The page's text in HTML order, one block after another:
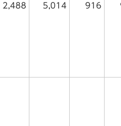
2,488 5,014 916